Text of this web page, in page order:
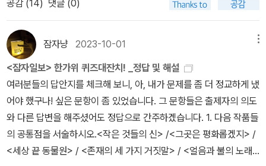
리처럼 웅얼대다가 칠판에 백묵으로 글씨를 쓰는데 그나마도 '안녕'이
라는 의미를 짐작할 수 있을 뿐이다. 책은 각주로 넘쳐나고, 그 각주의
대부분은 원작을 어떻게 한국어로 바꿀 것인지 고민한 번역자 오세곤
의 흔적이다. 오세곤은 최대한 충실한 번역을 위해 영문 번역판과도
비교하며 적절한 한국어 번역에 골몰하나, 실제 이 연극이 한국에서
상영될 때 프랑스어 원작의 미묘함을 관객에게 적절히 전달할 수 있
을지는 매우 의문이다. 언어의 부조리함을 전달하기 위해 상당부분
의역이 불가할 것이다.현실의 부조리를 보여주고 그것을 통해 현실의
이면을 좀 더 잘 인식할 수 있도록하는 것이 부조리극의 목적이라고
했을 때 작가의 역량을 판가름짓는 것은 독자, 혹은 관객이 카타르시
공감 (14) 댓글 (0)
잠자냥 2023-10-01
<잠자일보> 한가위 퀴즈대잔치! _정답 및 해설
여러분들의 답안지를 체크해 보니, 아, 내가 문제를 좀 더 정교하게 냈
어야 했구나! 싶은 문항이 좀 있었습니다. 그 문항들은 출제자의 의도
와 다른 답변을 해주셨어도 정답으로 간주하겠습니다. 1. 다음 작품들
의 공통점을 서술하시오.<작은 것들의 신> /<그곳은 평화롭겠지> /
<세상 끝 동물원> / <존재의 세 가지 거짓말> / <얼음과 불의 노래>